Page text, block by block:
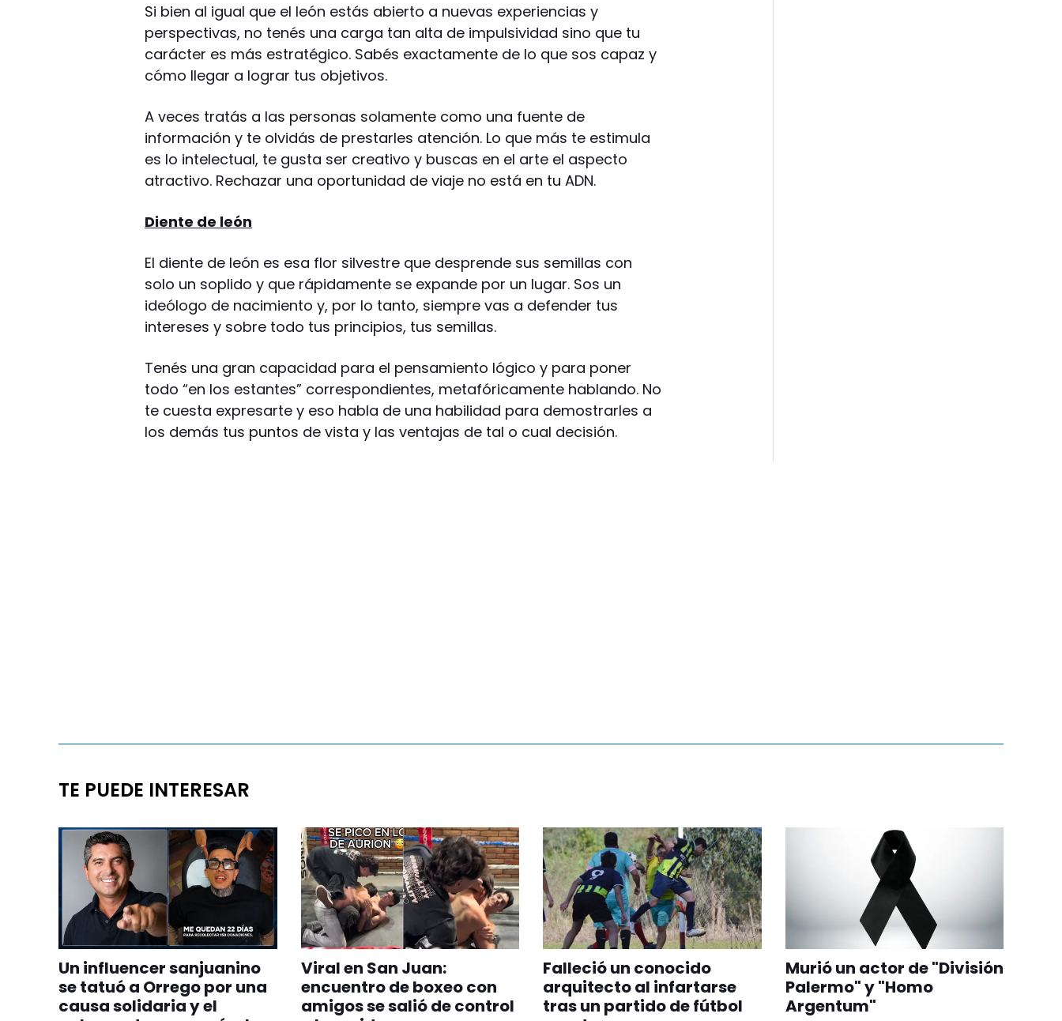
Si bien al igual que el león estás abierto a nuevas experiencias y
perspectivas, no tenés una carga tan alta de impulsividad sino que tu
carácter es más estratégico. Sabés exactamente de lo que sos capaz y
cómo llegar a lograr tus objetivos.
A veces tratás a las personas solamente como una fuente de
información y te olvidás de prestarles atención. Lo que más te estimula
es lo intelectual, te gusta ser creativo y buscas en el arte el aspecto
atractivo. Rechazar una oportunidad de viaje no está en tu ADN.
Diente de león
El diente de león es esa flor silvestre que desprende sus semillas con
solo un soplido y que rápidamente se expande por un lugar. Sos un
ideólogo de nacimiento y, por lo tanto, siempre vas a defender tus
intereses y sobre todo tus principios, tus semillas.
Tenés una gran capacidad para el pensamiento lógico y para poner
todo “en los estantes” correspondientes, metafóricamente hablando. No
te cuesta expresarte y eso habla de una habilidad para demostrarles a
los demás tus puntos de vista y las ventajas de tal o cual decisión.
TE PUEDE INTERESAR
Un influencer sanjuanino
se tatuó a Orrego por una
causa solidaria y el
Viral en San Juan:
encuentro de boxeo con
amigos se salió de control
Falleció un conocido
arquitecto al infartarse
tras un partido de fútbol
Murió un actor de "División
Palermo" y "Homo
Argentum"